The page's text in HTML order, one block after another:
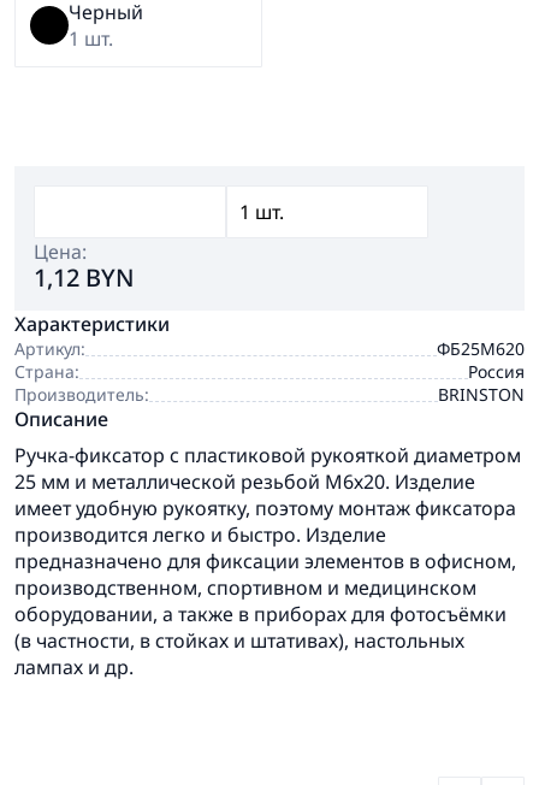
Черный
1 шт.
Цена:
1,12 BYN
Характеристики
Артикул:
ФБ25М620
Страна:
Россия
Производитель:
BRINSTON
Описание
Ручка-фиксатор с пластиковой рукояткой диаметром
25 мм и металлической резьбой М6х20. Изделие
имеет удобную рукоятку, поэтому монтаж фиксатора
производится легко и быстро. Изделие
предназначено для фиксации элементов в офисном,
производственном, спортивном и медицинском
оборудовании, а также в приборах для фотосъёмки
(в частности, в стойках и штативах), настольных
лампах и др.